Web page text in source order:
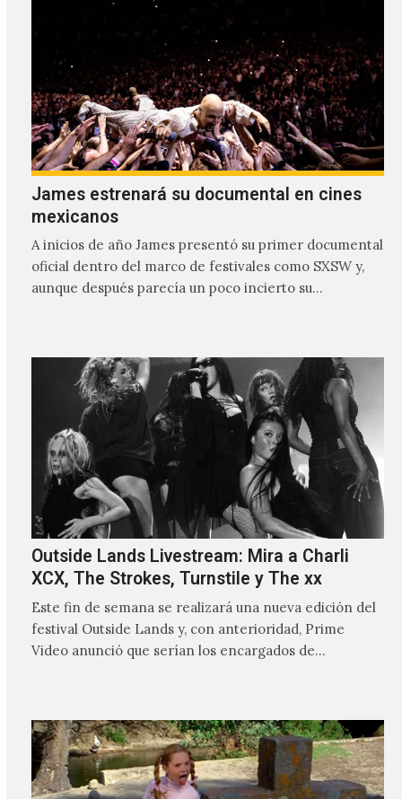
James estrenará su documental en cines
mexicanos
A inicios de año James presentó su primer documental
oficial dentro del marco de festivales como SXSW y,
aunque después parecía un poco incierto su…
Outside Lands Livestream: Mira a Charli
XCX, The Strokes, Turnstile y The xx
Este fin de semana se realizará una nueva edición del
festival Outside Lands y, con anterioridad, Prime
Video anunció que serían los encargados de